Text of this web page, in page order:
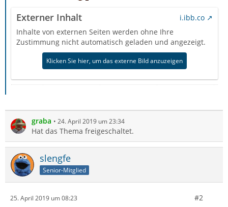
Externer Inhalt
i.ibb.co
Inhalte von externen Seiten werden ohne Ihre
Zustimmung nicht automatisch geladen und angezeigt.
Klicken Sie hier, um das externe Bild anzuzeigen
graba 24. April 2019 um 23:34
Hat das Thema freigeschaltet.
slengfe
Senior-Mitglied
25. April 2019 um 08:23 #2